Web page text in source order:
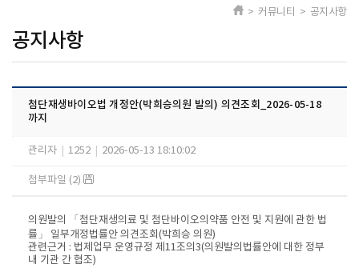
공지사항
> 커뮤니티 > 공지사항
첨단재생바이오법 개정안(박희승의원 발의) 의견조회_2026-05-18
까지
관리자 1252 2026-05-13 18:10:02
첨부파일 (2)
의원발의 「첨단재생의료 및 첨단바이오의약품 안전 및 지원에 관한 법
률」 일부개정법률안 의견조회(박희승 의원)
관련근거 : 법제업무 운영규정 제11조의3(의원발의법률안에 대한 정부
내 기관 간 협조)